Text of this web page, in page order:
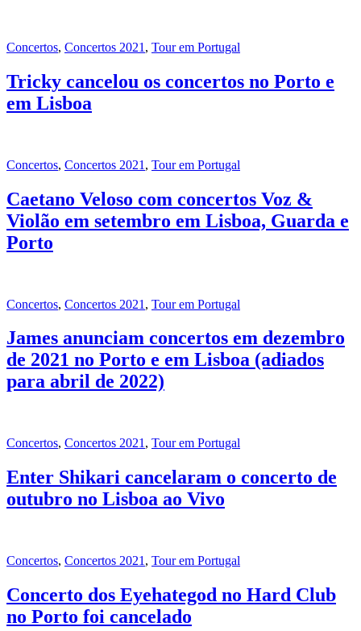
Concertos, Concertos 2021 , Tour em Portugal
Tricky cancelou os concertos no Porto e
em Lisboa
Concertos, Concertos 2021 , Tour em Portugal
Caetano Veloso com concertos Voz &
Violão em setembro em Lisboa, Guarda e
Porto
Concertos, Concertos 2021 , Tour em Portugal
James anunciam concertos em dezembro
de 2021 no Porto e em Lisboa (adiados
para abril de 2022)
Concertos, Concertos 2021 , Tour em Portugal
Enter Shikari cancelaram o concerto de
outubro no Lisboa ao Vivo
Concertos, Concertos 2021 , Tour em Portugal
Concerto dos Eyehategod no Hard Club
no Porto foi cancelado